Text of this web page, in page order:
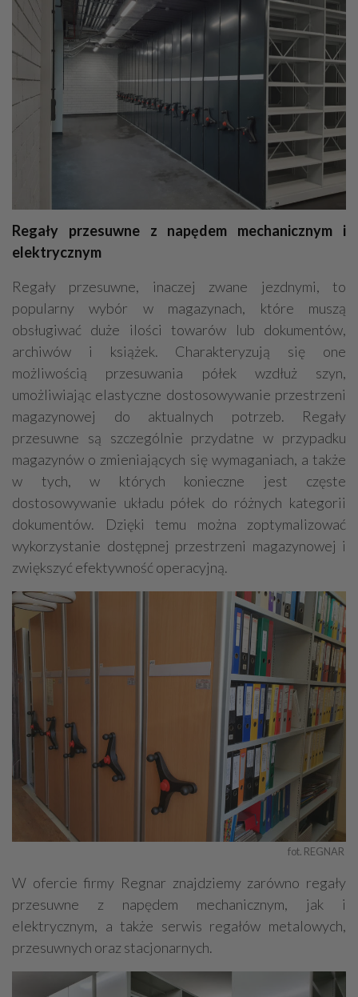
Regały przesuwne z napędem mechanicznym i
elektrycznym
Regały przesuwne, inaczej zwane jezdnymi, to
popularny wybór w magazynach, które muszą
obsługiwać duże ilości towarów lub dokumentów,
archiwów i książek. Charakteryzują się one
możliwością przesuwania półek wzdłuż szyn,
umożliwiając elastyczne dostosowywanie przestrzeni
magazynowej do aktualnych potrzeb. Regały
przesuwne są szczególnie przydatne w przypadku
magazynów o zmieniających się wymaganiach, a także
w tych, w których konieczne jest częste
dostosowywanie układu półek do różnych kategorii
dokumentów. Dzięki temu można zoptymalizować
wykorzystanie dostępnej przestrzeni magazynowej i
zwiększyć efektywność operacyjną.
fot. REGNAR
W ofercie firmy Regnar znajdziemy zarówno regały
przesuwne z napędem mechanicznym, jak i
elektrycznym, a także serwis regałów metalowych,
przesuwnych oraz stacjonarnych.